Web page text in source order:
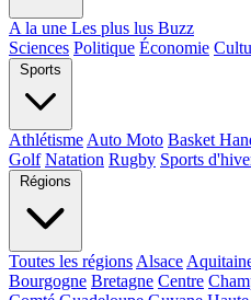
A la une Les plus lus Buzz
Sciences Politique Économie
Sports
Athlétisme Auto Moto Basket
Golf Natation Rugby Sports
Régions
Toutes les régions Alsace
Bourgogne Bretagne Centre